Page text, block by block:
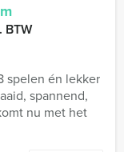
BTW
spelen én lekker
spannend,
nu met het